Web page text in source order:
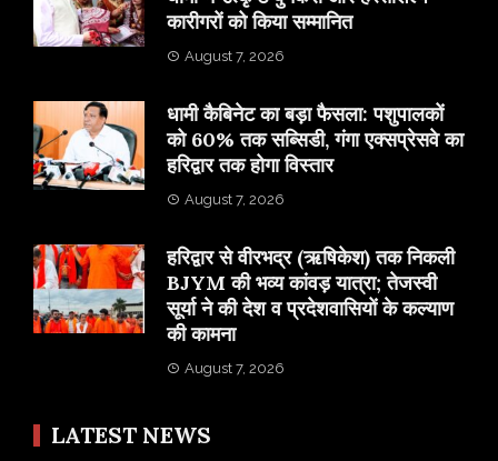
कारीगरों को किया सम्मानित
August 7, 2026
​धामी कैबिनेट का बड़ा फैसला: पशुपालकों
को 60% तक सब्सिडी, गंगा एक्सप्रेसवे का
हरिद्वार तक होगा विस्तार
August 7, 2026
​हरिद्वार से वीरभद्र (ऋषिकेश) तक निकली
BJYM की भव्य कांवड़ यात्रा; तेजस्वी
सूर्या ने की देश व प्रदेशवासियों के कल्याण
की कामना
August 7, 2026
LATEST NEWS